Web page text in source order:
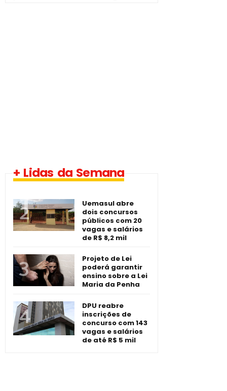
+ Lidas da Semana
-­ Imperatriz/MA
Uemasul abre
dois concursos
públicos com 20
vagas e salários
de R$ 8,2 mil
Projeto de Lei
poderá garantir
ensino sobre a Lei
Maria da Penha
DPU reabre
inscrições de
concurso com 143
vagas e salários
de até R$ 5 mil